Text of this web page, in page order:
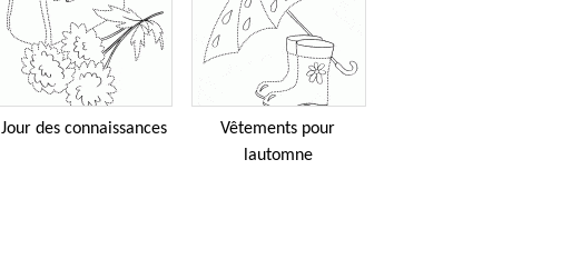
Jour des connaissances
Vêtements pour
lautomne